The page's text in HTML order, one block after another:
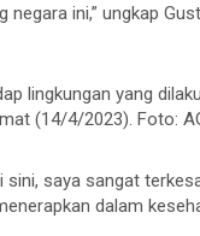
ini,” ungkap
lingkungan yang
(14/4/2023). Foto:
saya sangat
dalam